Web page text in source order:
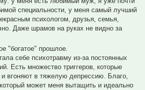
специальности, у меня самый лучший
психологом, друзья, семья,
Даже шрамов на руках не видно за
"богатое" прошлое.
себе психотравму из-за постоянных
Есть множество триггеров, которые
вгоняют в тяжелую депрессию. Благо,
может меня вытащить и идеально